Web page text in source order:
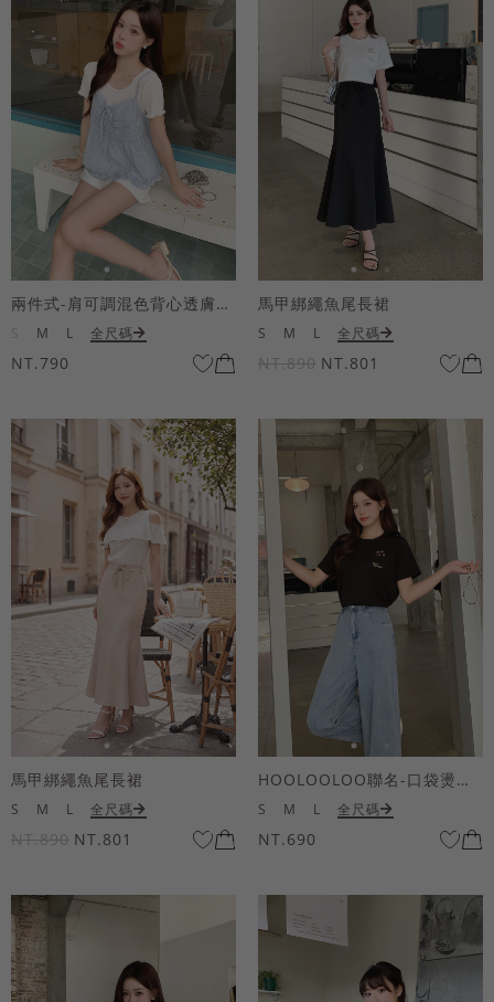
兩件式-肩可調混色背心透膚上衣套組
M L 全尺碼
NT.790
馬甲綁繩魚尾長裙
S M L 全尺碼
NT.890 NT.801
馬甲綁繩魚尾長裙
S M L 全尺碼
NT.890 NT.801
HOOLOOLOO聯名-口袋燙金KUKU熊短袖上衣
S M L 全尺碼
NT.690